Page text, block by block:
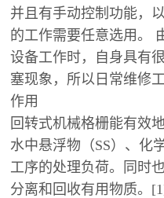
并且有手动控制功能，
的工作需要任意选用。
设备工作时，自身具有
塞现象，所以日常维修
作用
回转式机械格栅能有效
水中悬浮物（SS）、化
工序的处理负荷。同时
分离和回收有用物质。